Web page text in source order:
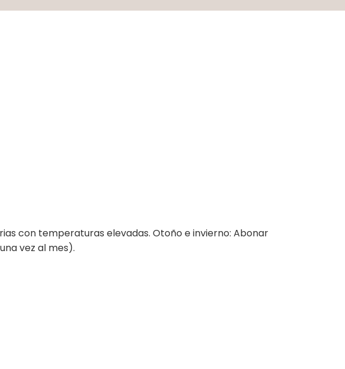
con temperaturas elevadas. Otoño e invierno: Abonar
vez al mes).